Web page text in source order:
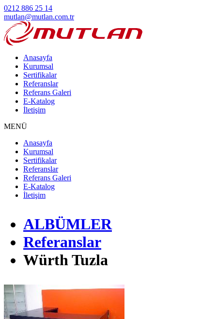
0212 886 25 14
mutlan@mutlan.com.tr
Anasayfa
Kurumsal
Sertifikalar
Referanslar
Referans Galeri
E-Katalog
İletişim
MENÜ
Anasayfa
Kurumsal
Sertifikalar
Referanslar
Referans Galeri
E-Katalog
İletişim
ALBÜMLER
Referanslar
Würth Tuzla